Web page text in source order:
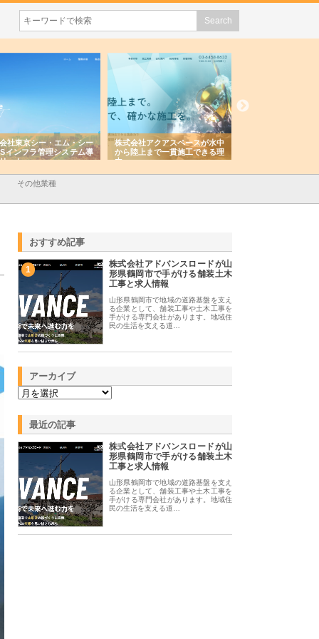
社東京シー・エム・シー
インフラ管理システム導
ット
株式会社アクアスペースが水中
から陸上まで一貫施工できる理
由
その他業種
おすすめ記事
1
株式会社アドバンスロードが山
形県鶴岡市で手がける舗装土木
工事と求人情報
山形県鶴岡市で地域の道路基盤を支え
る企業として、舗装工事や土木工事を
手がける専門会社があります。地域住
民の生活を支える道…
アーカイブ
最近の記事
株式会社アドバンスロードが山
形県鶴岡市で手がける舗装土木
工事と求人情報
山形県鶴岡市で地域の道路基盤を支え
る企業として、舗装工事や土木工事を
手がける専門会社があります。地域住
民の生活を支える道…